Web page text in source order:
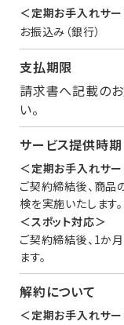
＜定期お手入れサー
お振込み（銀行）
支払期限
請求書へ記載の
い。
サービス提供時期
＜定期お手入れサ
ご契約締結後、商品
検を実施いたします。
＜スポット対応＞
ご契約締結後、1か
ます。
解約について
＜定期お手入れサー